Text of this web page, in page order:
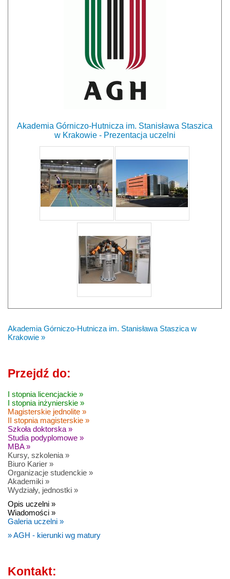
Akademia Górniczo-Hutnicza im. Stanisława Staszica
w Krakowie - Prezentacja uczelni
Akademia Górniczo-Hutnicza im. Stanisława Staszica w
Krakowie »
Przejdź do:
I stopnia licencjackie »
I stopnia inżynierskie »
Magisterskie jednolite »
II stopnia magisterskie »
Szkoła doktorska »
Studia podyplomowe »
MBA »
Kursy, szkolenia »
Biuro Karier »
Organizacje studenckie »
Akademiki »
Wydziały, jednostki »
Opis uczelni »
Wiadomości »
Galeria uczelni »
» AGH - kierunki wg matury
Kontakt: